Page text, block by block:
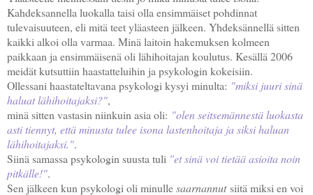
Kahdeksannella luokalla taisi olla ensimmäiset pohdinnat
tulevaisuuteen, eli mitä teet yläasteen jälkeen. Yhdeksännellä sitten
kaikki alkoi olla varmaa. Minä laitoin hakemuksen kolmeen
paikkaan ja ensimmäisenä oli lähihoitajan koulutus. Kesällä 2006
meidät kutsuttiin haastatteluihin ja psykologin kokeisiin.
Ollessani haastateltavana psykologi kysyi minulta: "miksi juuri sinä
haluat lähihoitajaksi?",
minä sitten vastasin niinkuin asia oli: "olen seitsemännestä luokasta
asti tiennyt, että minusta tulee isona lastenhoitaja ja siksi haluan
lähihoitajaksi.".
Siinä samassa psykologin suusta tuli "et sinä voi tietää asioita noin
pitkälle!".
Sen jälkeen kun psykologi oli minullesaarnannutsiitä miksi en voi